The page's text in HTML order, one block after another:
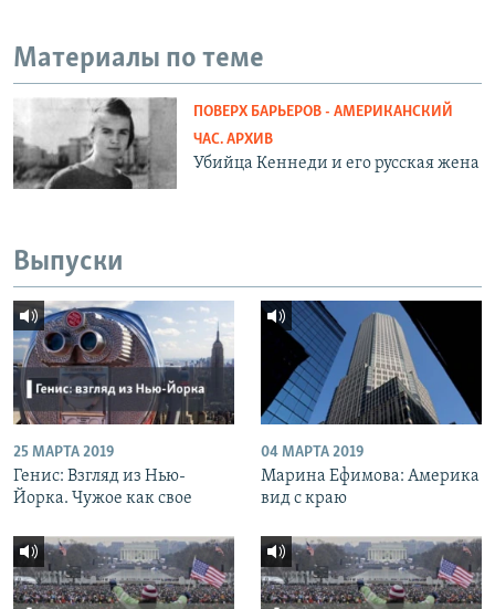
Материалы по теме
ПОВЕРХ БАРЬЕРОВ - АМЕРИКАНСКИЙ
ЧАС. АРХИВ
Убийца Кеннеди и его русская жена
Выпуски
25 МАРТА 2019
Генис: Взгляд из Нью-
Йорка. Чужое как свое
04 МАРТА 2019
Марина Ефимова: Америка
вид с краю